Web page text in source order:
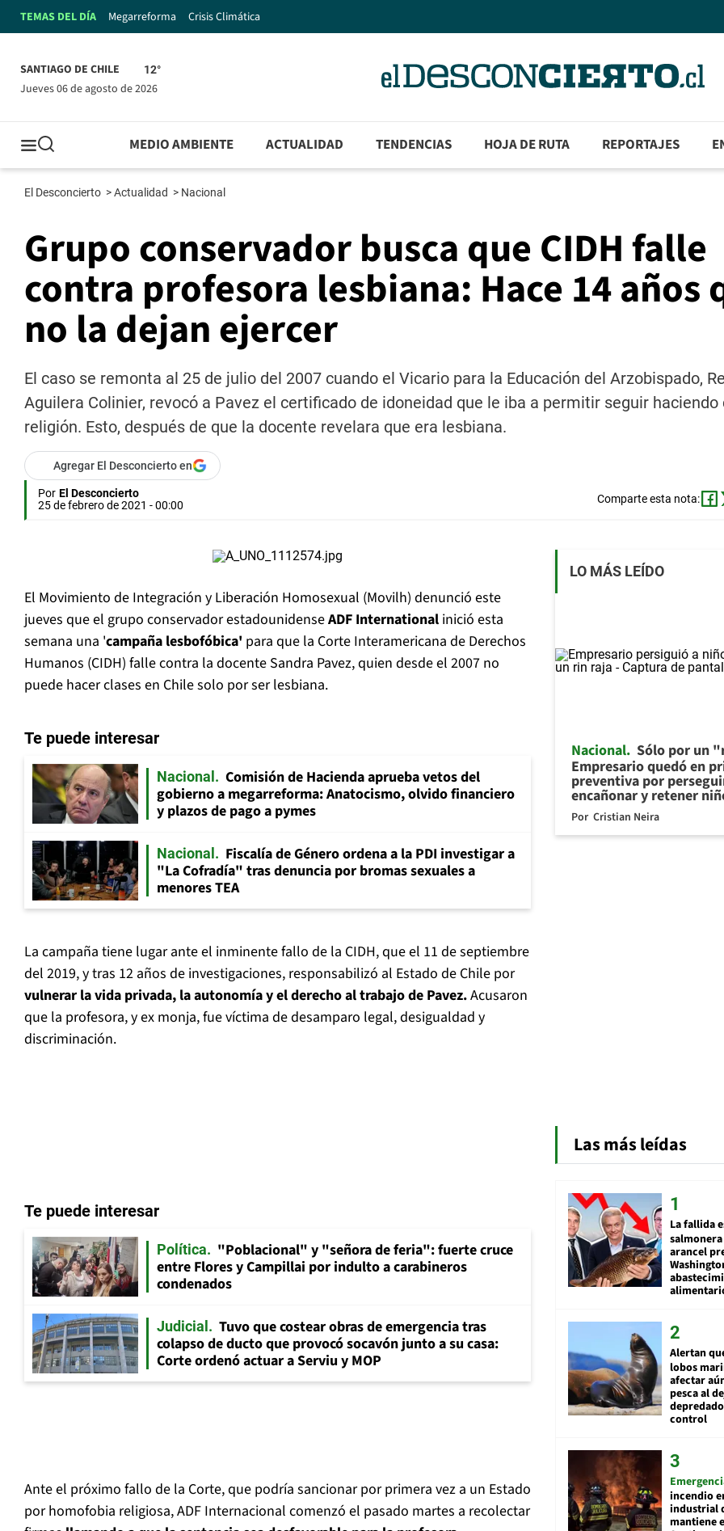
TEMAS DEL DÍA Megarreforma Crisis Climática
SANTIAGO DE CHILE 12°
jueves 06 de agosto de 2026
MEDIO AMBIENTE ACTUALIDAD TENDENCIAS HOJA DE RUTA REPORTAJES
El Desconcierto >Actualidad > Nacional
Grupo conservador busca que CIDH falle
contra profesora lesbiana: Hace 14 años
no la dejan ejercer
El caso se remonta al 25 de julio del 2007 cuando el Vicario para la Educación del Arzobispado,
Aguilera Colinier, revocó a Pavez el certificado de idoneidad que le iba a permitir seguir haciendo
religión. Esto, después de que la docente revelara que era lesbiana.
Agregar El Desconcierto en
Por El Desconcierto
25 de febrero de 2021 - 00:00
Comparte esta nota:
El Movimiento de Integración y Liberación Homosexual (Movilh) denunció este
jueves que el grupo conservador estadounidenseADF International inició esta
semana una 'campaña lesbofóbica' para que la Corte Interamericana de Derechos
Humanos (CIDH) falle contra la docente Sandra Pavez, quien desde el 2007 no
puede hacer clases en Chile solo por ser lesbiana.
Te puede interesar
Nacional
Comisión de Hacienda aprueba vetos del
gobierno a megarreforma: Anatocismo, olvido financiero
y plazos de pago a pymes
Nacional
Fiscalía de Género ordena a la PDI investigar a
"La Cofradía" tras denuncia por bromas sexuales a
menores TEA
La campaña tiene lugar ante el inminente fallo de la CIDH, que el 11 de septiembre
del 2019, y tras 12 años de investigaciones, responsabilizó al Estado de Chile por
vulnerar la vida privada, la autonomía y el derecho al trabajo de Pavez.Acusaron
que la profesora, y ex monja, fue víctima de desamparo legal, desigualdad y
discriminación.
Te puede interesar
Política
"Poblacional" y "señora de feria": fuerte cruce
entre Flores y Campillai por indulto a carabineros
condenados
Judicial
Tuvo que costear obras de emergencia tras
colapso de ducto que provocó socavón junto a su casa:
Corte ordenó actuar a Serviu y MOP
Ante el próximo fallo de la Corte, que podría sancionar por primera vez a un Estado
por homofobia religiosa, ADF Internacional comenzó el pasado martes a recolectar
LO MÁS LEÍDO
Nacional Sólo por un
Empresario quedó en
preventiva por
encañonar y retener
Por Cristian Neira
Las más leídas
La fallida
arancel
Alertan
lobos
afectar
pesca al
control
incendio
industrial
mantiene